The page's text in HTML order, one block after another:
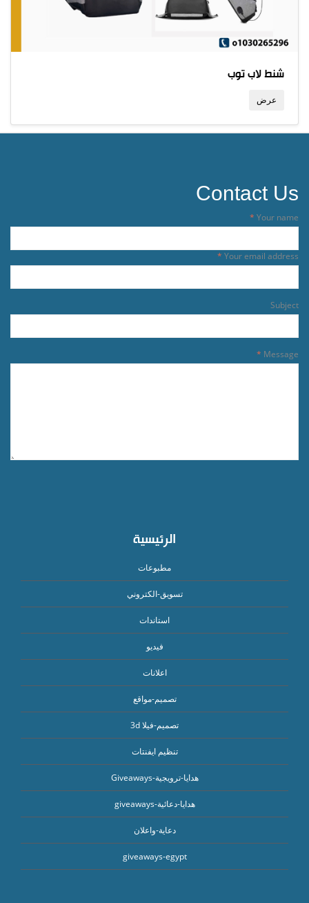
شنط لاب توب
عرض
Contact Us
Your name
Your email address
Subject
Message
الرئيسية
مطبوعات
تسويق-الكتروني
استاندات
فيديو
اعلانات
تصميم-مواقع
تصميم-فيلا 3d
تنظيم ايفنتات
هدايا-ترويجية-Giveaways
هدايا-دعائية-giveaways
دعاية-واعلان
giveaways-egypt